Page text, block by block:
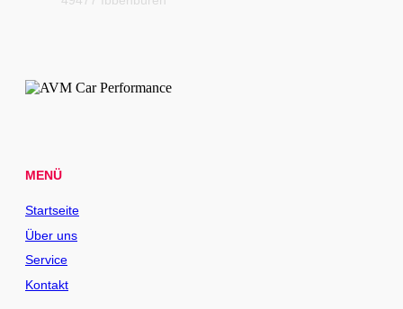
MENÜ
Startseite
Über uns
Service
Kontakt